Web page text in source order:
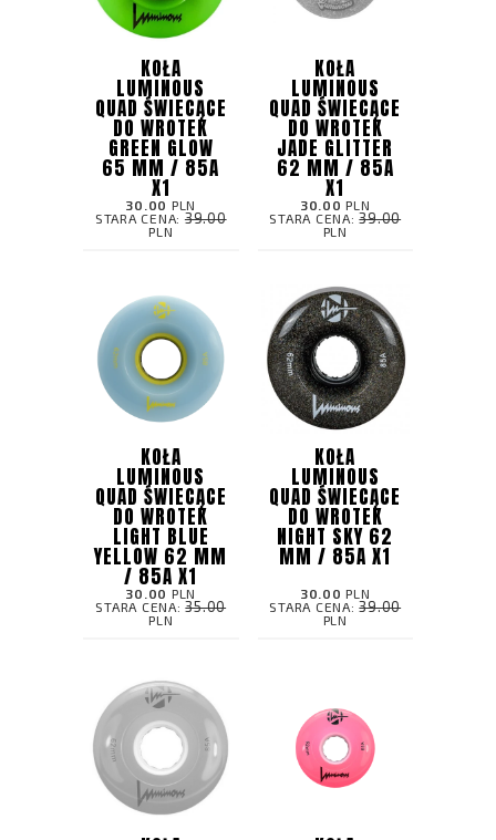
KOŁA
LUMINOUS
QUAD ŚWIECĄCE
DO WROTEK
GREEN GLOW
65 MM / 85A
X1
30.00 PLN
STARA CENA:39.00
PLN
KOŁA
LUMINOUS
QUAD ŚWIECĄCE
DO WROTEK
JADE GLITTER
62 MM / 85A
X1
30.00 PLN
STARA CENA:39.00
PLN
KOŁA
LUMINOUS
QUAD ŚWIECĄCE
DO WROTEK
LIGHT BLUE
YELLOW 62 MM
/ 85A X1
30.00 PLN
STARA CENA:35.00
PLN
KOŁA
LUMINOUS
QUAD ŚWIECĄCE
DO WROTEK
NIGHT SKY 62
MM / 85A X1
30.00 PLN
STARA CENA:39.00
PLN